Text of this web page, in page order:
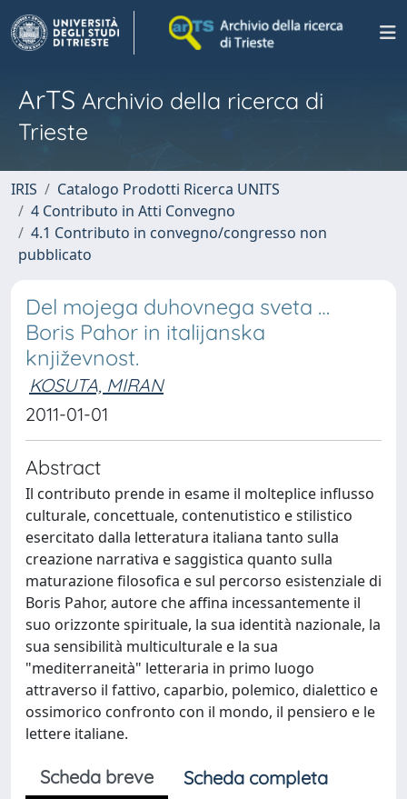
ArTS Archivio della ricerca di
Trieste
IRIS
Catalogo Prodotti Ricerca UNITS
4 Contributo in Atti Convegno
4.1 Contributo in convegno/congresso non
pubblicato
Del mojega duhovnega sveta …
Boris Pahor in italijanska
književnost.
KOSUTA, MIRAN
2011-01-01
Abstract
Il contributo prende in esame il molteplice influsso
culturale, concettuale, contenutistico e stilistico
esercitato dalla letteratura italiana tanto sulla
creazione narrativa e saggistica quanto sulla
maturazione filosofica e sul percorso esistenziale di
Boris Pahor, autore che affina incessantemente il
suo orizzonte spirituale, la sua identità nazionale, la
sua sensibilità multiculturale e la sua
"mediterraneità" letteraria in primo luogo
attraverso il fattivo, caparbio, polemico, dialettico e
ossimorico confronto con il mondo, il pensiero e le
lettere italiane.
Scheda breve Scheda completa